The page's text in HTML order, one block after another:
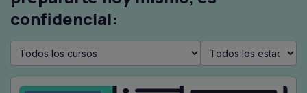
confidencial: